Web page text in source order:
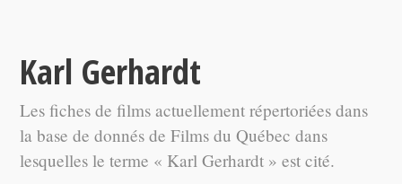
Karl Gerhardt
Les fiches de films actuellement répertoriées dans
la base de donnés de Films du Québec dans
lesquelles le terme « Karl Gerhardt » est cité.